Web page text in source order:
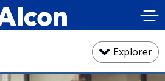
Explorer